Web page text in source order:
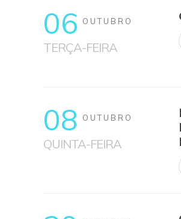
06 OUTUBRO
TERÇA-FEIRA
08 OUTUBRO
QUINTA-FEIRA